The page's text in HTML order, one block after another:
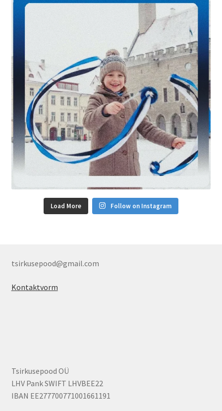
Load More Follow on Instagram
tsirkusepood@gmail.com
Kontaktvorm
Tsirkusepood OÜ
LHV Pank SWIFT LHVBEE22
IBAN EE277700771001661191